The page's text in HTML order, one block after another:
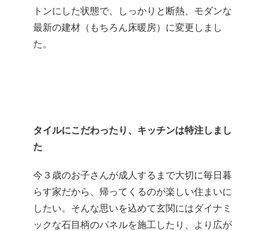
トンにした状態で、しっかりと断熱、モダンな
最新の建材（もちろん床暖房）に変更しまし
た。
タイルにこだわったり、キッチンは特注しまし
た
今３歳のお子さんが成人するまで大切に毎日暮
らす家だから、帰ってくるのが楽しい住まいに
したい。そんな思いを込めて玄関にはダイナミ
ックな石目柄のパネルを施工したり、より広が